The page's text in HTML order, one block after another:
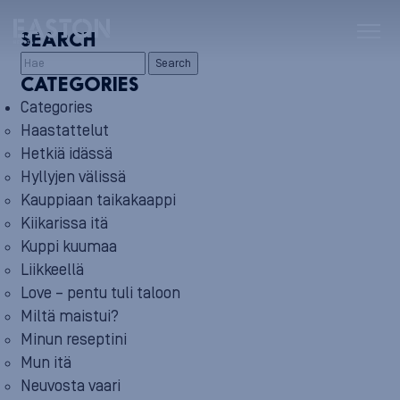
SEARCH
Search
CATEGORIES
Categories
Haastattelut
Hetkiä idässä
Hyllyjen välissä
Kauppiaan taikakaappi
Kiikarissa itä
Kuppi kuumaa
Liikkeellä
Love – pentu tuli taloon
Miltä maistui?
Minun reseptini
Mun itä
Neuvosta vaari